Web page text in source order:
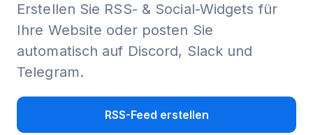
Erstellen Sie RSS- & Social-Widgets für
Ihre Website oder posten Sie
automatisch auf Discord, Slack und
Telegram.
RSS-Feed erstellen